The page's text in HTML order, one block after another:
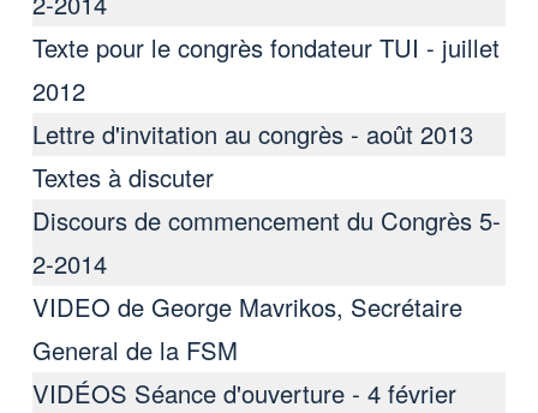
Texte pour le congrès fondateur TUI - juillet
2012
Lettre d'invitation au congrès - août 2013
Textes à discuter
Discours de commencement du Congrès 5-
2-2014
VIDEO de George Mavrikos, Secrétaire
General de la FSM
VIDÉOS Séance d'ouverture - 4 février